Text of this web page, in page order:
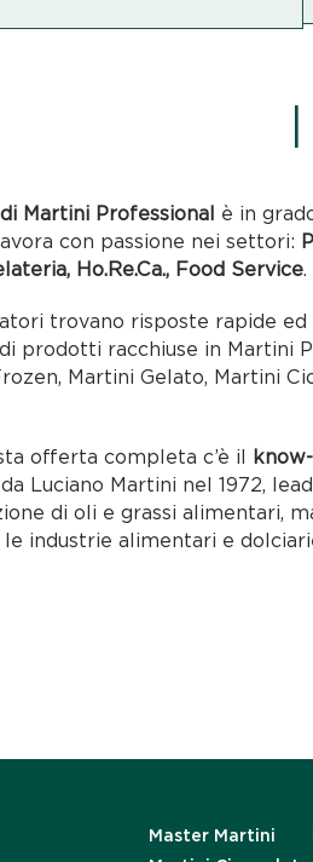
Martini Professional è in
con passione nei settori:
Ho.Re.Ca., Food Service.
trovano risposte rapide
prodotti racchiuse in Martini
Martini Gelato, Martini
offerta completa c’è il
Luciano Martini nel 1972,
di oli e grassi alimentari,
industrie alimentari e
Master Martini